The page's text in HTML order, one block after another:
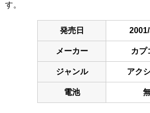
す。
発売日
メーカー カプ
ジャンル アク
電池